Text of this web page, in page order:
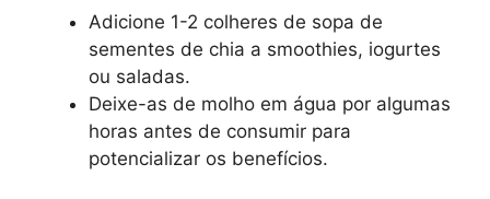
Adicione 1-2 colheres de sopa de
sementes de chia a smoothies, iogurtes
ou saladas.
Deixe-as de molho em água por algumas
horas antes de consumir para
potencializar os benefícios.